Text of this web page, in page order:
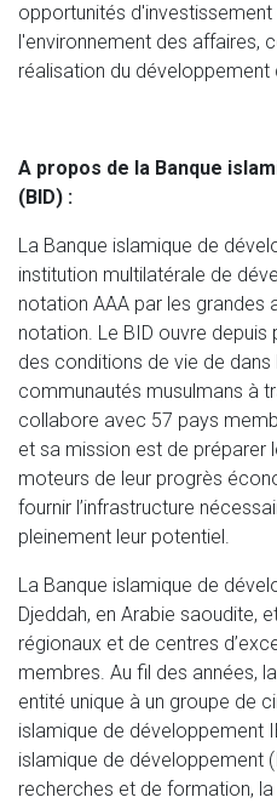
opportunités
l'environnement des affaires,
réalisation du développement
A propos de la Banque
(BID) :
La Banque islamique de
institution multilatérale de
notation AAA par les grandes
notation. Le BID ouvre
des conditions de vie de
communautés musulmans à
collabore avec 57 pays
et sa mission est de préparer
moteurs de leur progrès
fournir l’infrastructure
pleinement leur potentiel.
La Banque islamique de
Djeddah, en Arabie saoudite,
régionaux et de centres
membres. Au fil des années,
entité unique à un groupe de
islamique de développement
islamique de développement
recherches et de formation, la